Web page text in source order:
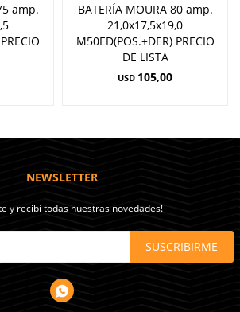
amp.
BATERÍA MOURA 80 amp.
21,0x17,5x19,0
M50ED(POS.+DER) PRECIO
DE LISTA
USD 105,00
NEWSLETTER
y recibí todas nuestras novedades!
SUSCRIBIRME
